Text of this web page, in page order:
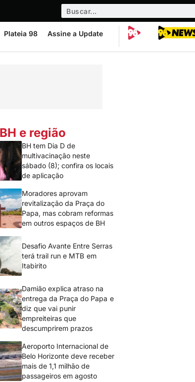
Plateia 98 Assine a Update
e região
BH tem Dia D de
multivacinação neste
sábado (8); confira os locais
de aplicação
Moradores aprovam
revitalização da Praça do
Papa, mas cobram reformas
em outros espaços de BH
Desafio Avante Entre Serras
terá trail run e MTB em
Itabirito
Damião explica atraso na
entrega da Praça do Papa e
diz que vai punir
empreiteiras que
descumprirem prazos
Aeroporto Internacional de
Belo Horizonte deve receber
mais de 1,1 milhão de
passageiros em agosto